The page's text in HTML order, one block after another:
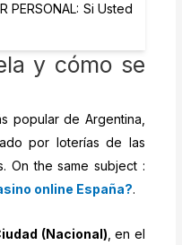
PERSONAL: Si Usted
y cómo se
popular de Argentina,
por loterías de las
On the same subject :
online España?.
(Nacional), en el